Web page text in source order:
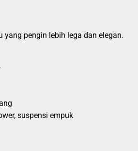
yang pengin lebih lega dan elegan.
suspensi empuk